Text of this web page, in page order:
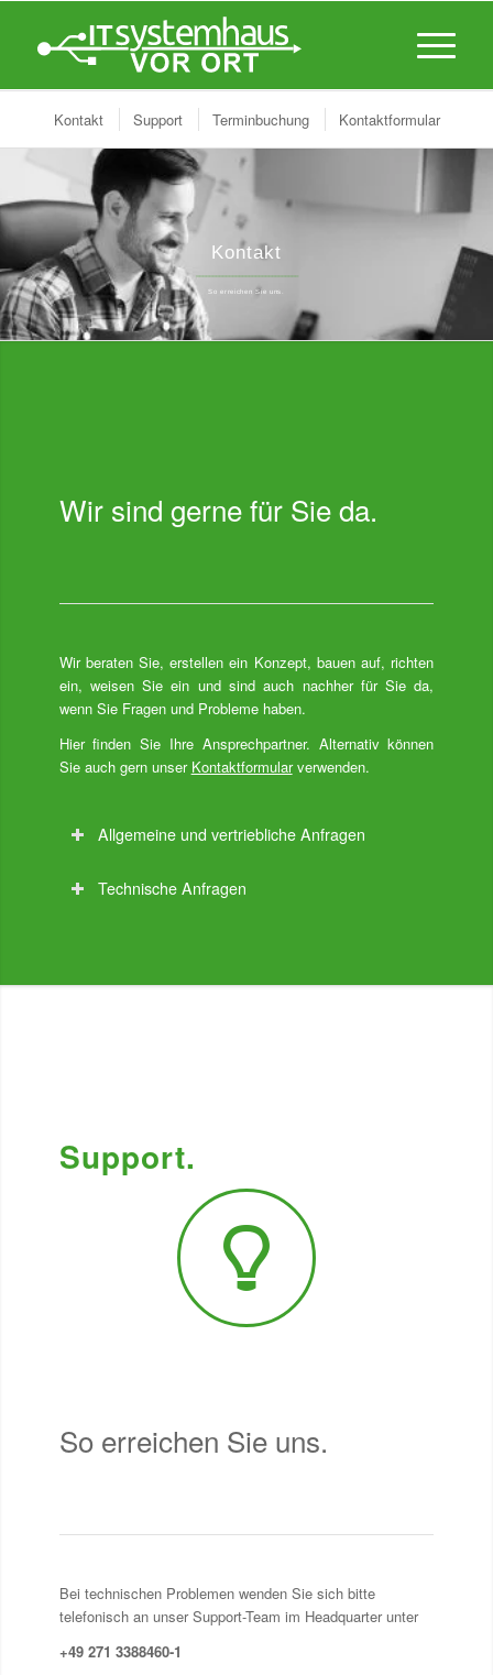
Kontakt Support Terminbuchung Kontaktformular
Kontakt
So erreichen Sie uns.
Wir sind gerne für Sie da.
Wir beraten Sie, erstellen ein Konzept, bauen auf, richten
ein, weisen Sie ein und sind auch nachher für Sie da,
wenn Sie Fragen und Probleme haben.
Hier finden Sie Ihre Ansprechpartner. Alternativ können
Sie auch gern unser Kontaktformularverwenden.
Allgemeine und vertriebliche Anfragen
Technische Anfragen
Support.
So erreichen Sie uns.
Bei technischen Problemen wenden Sie sich bitte
telefonisch an unser Support-Team im Headquarter unter
+49 271 3388460-1